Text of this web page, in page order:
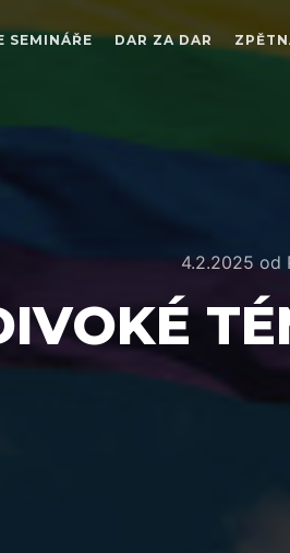
SEMINÁŘE DAR ZA DAR
4.2.2025 od